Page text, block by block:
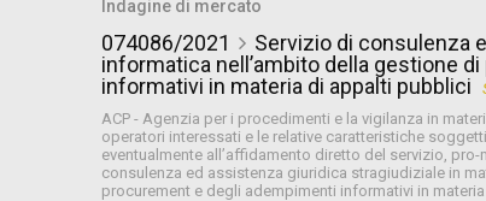
Indagine di mercato
074086/2021
Servizio di consulenza
informatica nell’ambito della gestione
informativi in materia di appalti pubblici
ACP - Agenzia per i procedimenti e la vigilanza in
operatori interessati e le relative caratteristiche
eventualmente all’affidamento diretto del servizio,
consulenza ed assistenza giuridica stragiudiziale in
procurement e degli adempimenti informativi in